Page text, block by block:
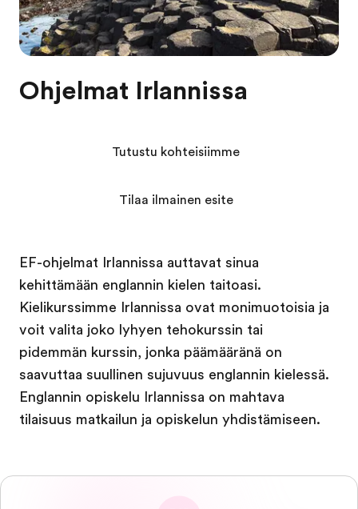
Ohjelmat Irlannissa
EF-ohjelmat Irlannissa auttavat sinua
kehittämään englannin kielen taitoasi.
Kielikurssimme Irlannissa ovat monimuotoisia ja
voit valita joko lyhyen tehokurssin tai
pidemmän kurssin, jonka päämääränä on
saavuttaa suullinen sujuvuus englannin kielessä.
Englannin opiskelu Irlannissa on mahtava
tilaisuus matkailun ja opiskelun yhdistämiseen.
Tutustu kohteisiimme
Tilaa ilmainen esite